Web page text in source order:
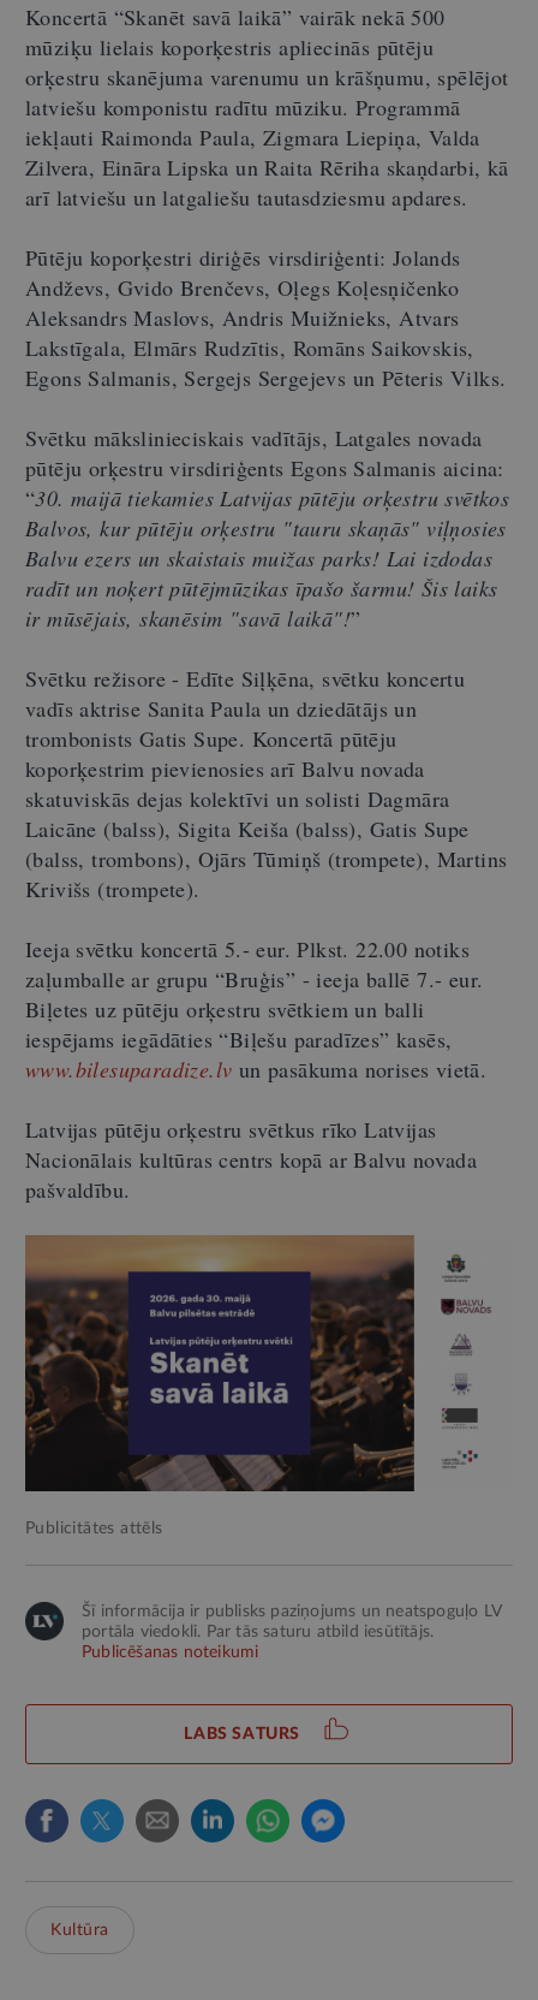
Koncertā “Skanēt savā laikā” vairāk nekā 500
mūziķu lielais koporķestris apliecinās pūtēju
orķestru skanējuma varenumu un krāšņumu, spēlējot
latviešu komponistu radītu mūziku. Programmā
iekļauti Raimonda Paula, Zigmara Liepiņa, Valda
Zilvera, Eināra Lipska un Raita Rēriha skaņdarbi, kā
arī latviešu un latgaliešu tautasdziesmu apdares.
Pūtēju koporķestri diriģēs virsdiriģenti: Jolands
Andževs, Gvido Brenčevs, Oļegs Koļesņičenko
Aleksandrs Maslovs, Andris Muižnieks, Atvars
Lakstīgala, Elmārs Rudzītis, Romāns Saikovskis,
Egons Salmanis, Sergejs Sergejevs un Pēteris Vilks.
Svētku mākslinieciskais vadītājs, Latgales novada
pūtēju orķestru virsdiriģents Egons Salmanis aicina:
“30. maijā tiekamies Latvijas pūtēju orķestru svētkos
Balvos, kur pūtēju orķestru "tauru skaņās" viļņosies
Balvu ezers un skaistais muižas parks! Lai izdodas
radīt un noķert pūtējmūzikas īpašo šarmu! Šis laiks
ir mūsējais, skanēsim "savā laikā"!”
Svētku režisore - Edīte Siļķēna, svētku koncertu
vadīs aktrise Sanita Paula un dziedātājs un
trombonists Gatis Supe. Koncertā pūtēju
koporķestrim pievienosies arī Balvu novada
skatuviskās dejas kolektīvi un solisti Dagmāra
Laicāne (balss), Sigita Keiša (balss), Gatis Supe
(balss, trombons), Ojārs Tūmiņš (trompete), Martins
Krivišs (trompete).
Ieeja svētku koncertā 5.- eur. Plkst. 22.00 notiks
zaļumballe ar grupu “Bruģis” - ieeja ballē 7.- eur.
Biļetes uz pūtēju orķestru svētkiem un balli
iespējams iegādāties “Biļešu paradīzes” kasēs,
www.bilesuparadize.lv un pasākuma norises vietā.
Latvijas pūtēju orķestru svētkus rīko Latvijas
Nacionālais kultūras centrs kopā ar Balvu novada
pašvaldību.
Publicitātes attēls
Šī informācija ir publisks paziņojums un neatspoguļo LV
portāla viedokli. Par tās saturu atbild iesūtītājs.
Publicēšanas noteikumi
LABS SATURS
Kultūra